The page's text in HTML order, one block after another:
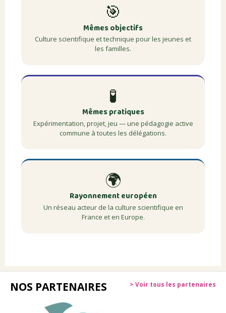
🎯
Mêmes objectifs
Culture scientifique et technique pour les jeunes et
les familles.
🧪
Mêmes pratiques
Expérimentation, projet, jeu — une pédagogie active
commune à toutes les délégations.
🌍
Rayonnement européen
Un réseau acteur de la culture scientifique en
France et en Europe.
NOS PARTENAIRES > Voir tous les partenaires